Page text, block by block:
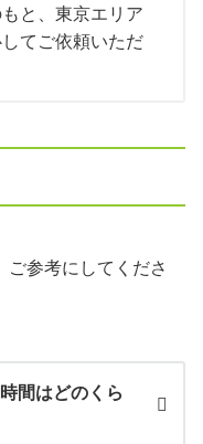
と、東京エリア
てご依頼いただ
ご参考にしてくださ
間はどのくら